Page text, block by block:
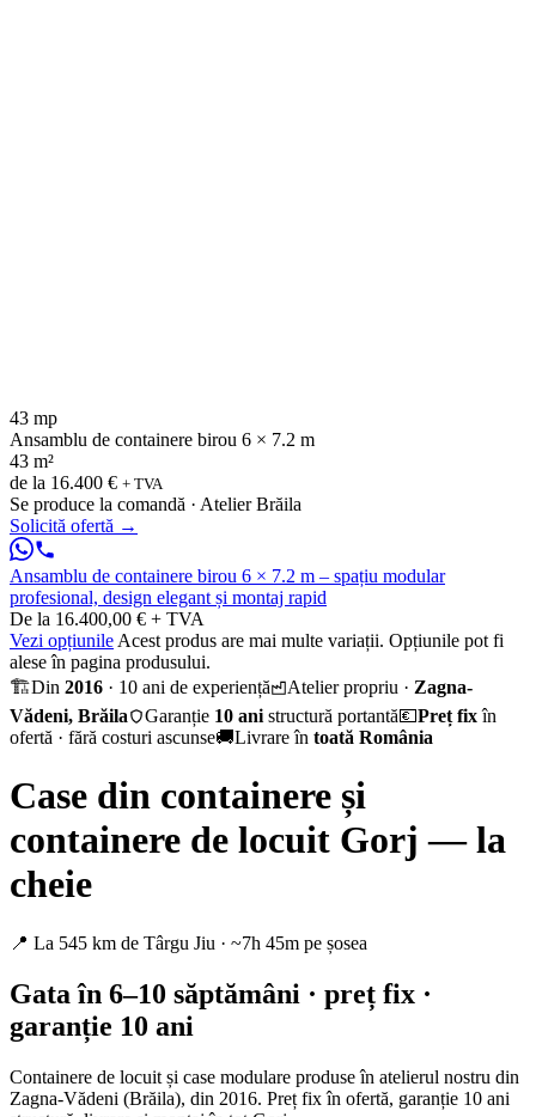
43 mp
Ansamblu de containere birou 6 × 7.2 m
43 m²
de la 16.400 € + TVA
Se produce la comandă · Atelier Brăila
Solicită ofertă →
Ansamblu de containere birou 6 × 7.2 m – spațiu modular
profesional, design elegant și montaj rapid
De la 16.400,00 € + TVA
Vezi opțiunile Acest produs are mai multe variații. Opțiunile pot fi
alese în pagina produsului.
🏗️Din 2016 · 10 ani de experiență Atelier propriu · Zagna-
Vădeni, Brăila
Garanție 10 ani structură portantă💶Preț fixîn
ofertă · fără costuri ascunse🚚Livrare în toată România
Case din containere și
containere de locuit Gorj — la
cheie
📍 La 545 km de Târgu Jiu · ~7h 45m pe șosea
Gata în 6–10 săptămâni · preț fix ·
garanție 10 ani
Containere de locuit și case modulare produse în atelierul nostru din
Zagna-Vădeni (Brăila), din 2016. Preț fix în ofertă, garanție 10 ani